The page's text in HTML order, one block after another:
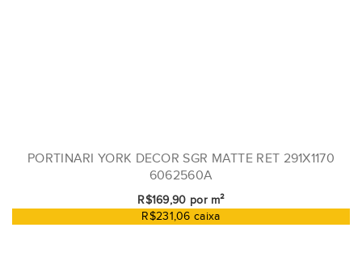
PORTINARI YORK DECOR SGR MATTE RET 291X1170
6062560A
R$169,90 por m²
R$231,06 caixa